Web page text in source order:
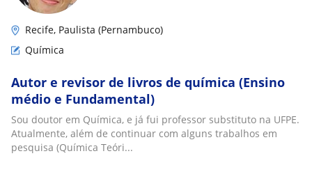
Recife, Paulista (Pernambuco)
Química
Autor e revisor de livros de química (Ensino
médio e Fundamental)
Sou doutor em Química, e já fui professor substituto na UFPE.
Atualmente, além de continuar com alguns trabalhos em
pesquisa (Química Teóri...